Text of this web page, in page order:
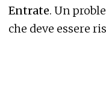
Entrate. Un
che deve essere